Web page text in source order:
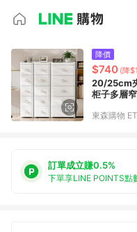
降價
$740 (降
20/25cm
柜子多層
東森購物
訂單成立賺0.5%
下單享LINE POINTS點